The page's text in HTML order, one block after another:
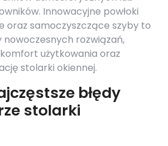
Innowacyjne powłoki
oraz samoczyszczące szyby to
nowoczesnych rozwiązań,
użytkowania oraz
stolarki okiennej.
błędy
stolarki